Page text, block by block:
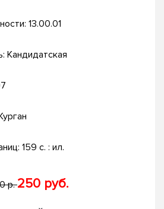
13.00.01
Кандидатская
159 с. : ил.
р.250 руб.